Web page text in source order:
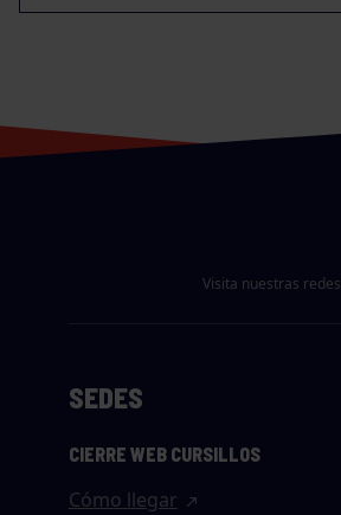
Visita nuestras redes
SEDES
CIERRE WEB CURSILLOS
Cómo llegar